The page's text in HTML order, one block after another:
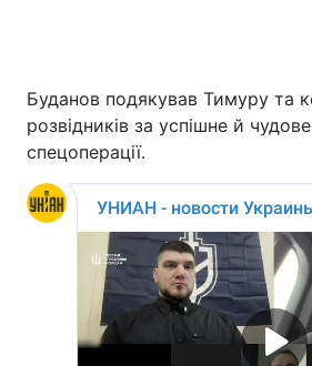
Буданов подякував Тимуру та
розвідників за успішне й
спецоперації.